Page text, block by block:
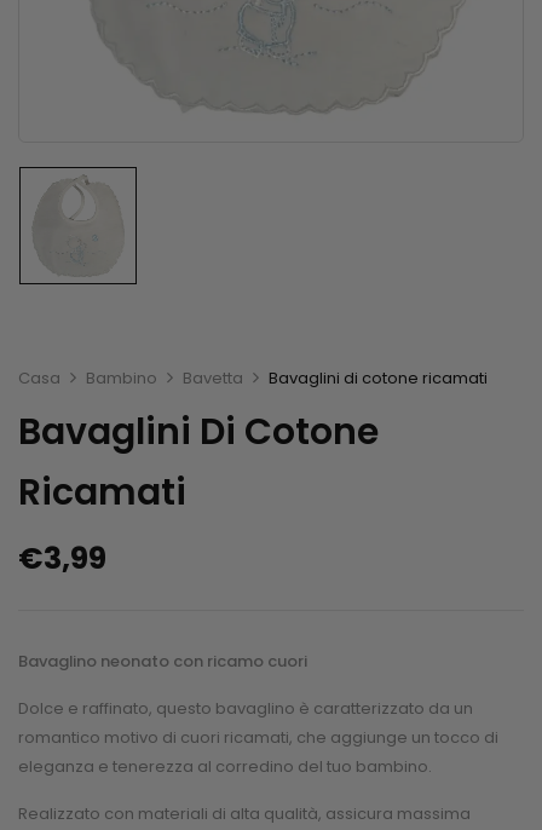
Casa Bambino Bavetta Bavaglini di cotone ricamati
Bavaglini Di Cotone
Ricamati
€3,99
Bavaglino neonato con ricamo cuori
Dolce e raffinato, questo bavaglino è caratterizzato da un
romantico motivo di cuori ricamati, che aggiunge un tocco di
eleganza e tenerezza al corredino del tuo bambino.
Realizzato con materiali di alta qualità, assicura massima